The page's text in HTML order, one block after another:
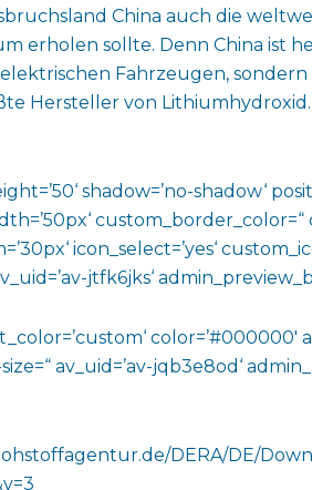
China auch die
erholen sollte. Denn China ist
Fahrzeugen, sondern
Hersteller von Lithiumhydroxid.
shadow=’no-shadow‘
custom_border_color=“
icon_select=’yes‘
jtfk6jks‘
av_uid=’av-jqb3e8od‘
DERA/DE/